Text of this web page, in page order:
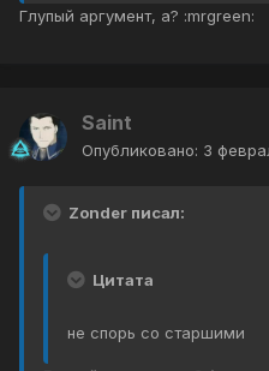
Глупый аргумент, а? :mrgreen:
Saint
Опубликовано: 3
Zonder писал:
Цитата
не спорь со старшими